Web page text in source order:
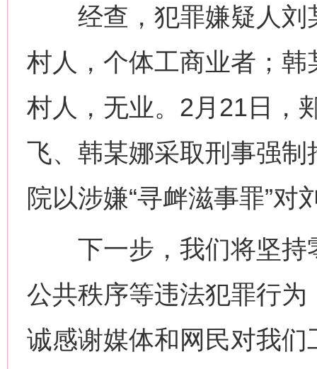
经查，犯罪嫌疑人刘
村人，个体工商业者；
村人，无业。2月21日，
飞、韩某娜采取刑事强
院以涉嫌“寻衅滋事罪”
下一步，我们将坚持
公共秩序等违法犯罪行
诚感谢媒体和网民对我